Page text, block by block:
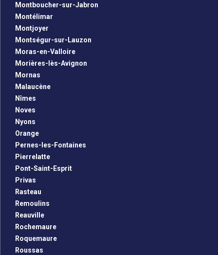
Montboucher-sur-Jabron
Montélimar
Montjoyer
Montségur-sur-Lauzon
Moras-en-Valloire
Morières-lès-Avignon
Mornas
Malaucène
Nîmes
Noves
Nyons
Orange
Pernes-les-Fontaines
Pierrelatte
Pont-Saint-Esprit
Privas
Rasteau
Remoulins
Reauville
Rochemaure
Roquemaure
Roussas